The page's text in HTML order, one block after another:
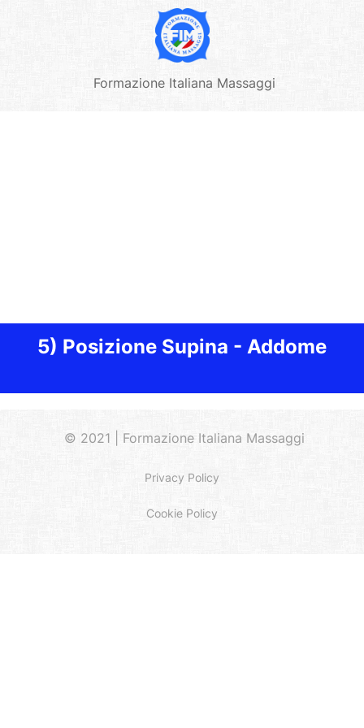
Formazione Italiana Massaggi
5) Posizione Supina - Addome
© 2021 | Formazione Italiana Massaggi
Privacy Policy
Cookie Policy